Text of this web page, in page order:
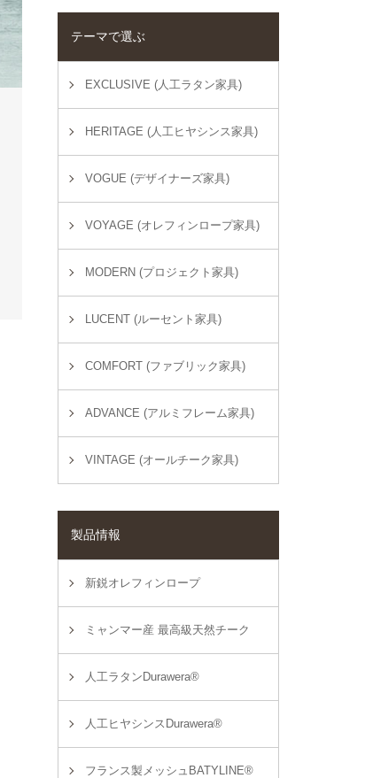
テーマで選ぶ
EXCLUSIVE (人工ラタン家具)
HERITAGE (人工ヒヤシンス家具)
VOGUE (デザイナーズ家具)
VOYAGE (オレフィンロープ家具)
MODERN (プロジェクト家具)
LUCENT (ルーセント家具)
COMFORT (ファブリック家具)
ADVANCE (アルミフレーム家具)
VINTAGE (オールチーク家具)
製品情報
新鋭オレフィンロープ
ミャンマー産 最高級天然チーク
人工ラタンDurawera®
人工ヒヤシンスDurawera®
フランス製メッシュBATYLINE®